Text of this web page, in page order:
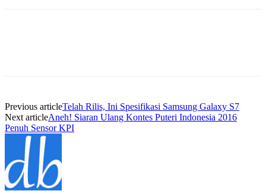
Previous articleTelah Rilis, Ini Spesifikasi Samsung Galaxy S7
Next articleAneh! Siaran Ulang Kontes Puteri Indonesia 2016
Penuh Sensor KPI